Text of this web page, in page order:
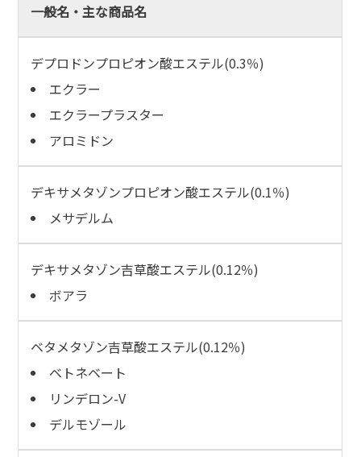
一般名・主な商品名
デプロドンプロピオン酸エステル(0.3％)
エクラー
エクラープラスター
アロミドン
デキサメタゾンプロピオン酸エステル(0.1％)
メサデルム
デキサメタゾン吉草酸エステル(0.12％)
ボアラ
ベタメタゾン吉草酸エステル(0.12％)
ベトネベート
リンデロン-V
デルモゾール